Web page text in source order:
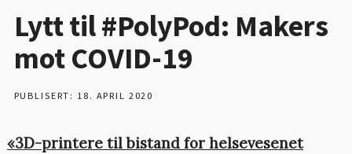
Lytt til #PolyPod: Makers
mot COVID-19
PUBLISERT: 18. APRIL 2020
«3D-printere til bistand for helsevesenet